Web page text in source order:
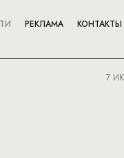
РЕКЛАМА КОНТАКТЫ
7